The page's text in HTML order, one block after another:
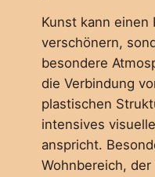
Kunst kann einen
verschönern,
besondere
die Verbindung
plastischen
intensives
anspricht.
Wohnbereich, der